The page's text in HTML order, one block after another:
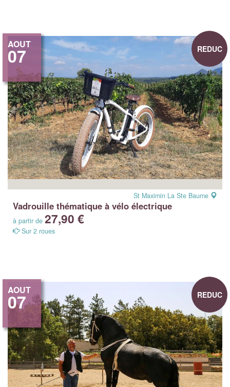
St Maximin La Ste Baume
Vadrouille thématique à vélo électrique
à partir de 27,90 €
Sur 2 roues
AOUT
07 REDUC
AOUT
07 REDUC